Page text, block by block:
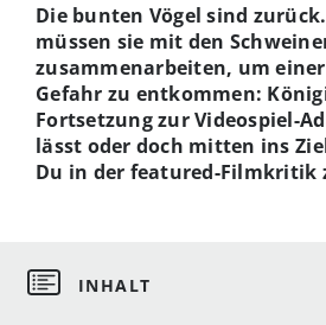
Die bunten Vögel sind
müssen sie mit den
zusammenarbeiten, um
Gefahr zu entkommen:
Fortsetzung zur Videospiel-
lässt oder doch mitten ins
Du in der featured-Filmkritik